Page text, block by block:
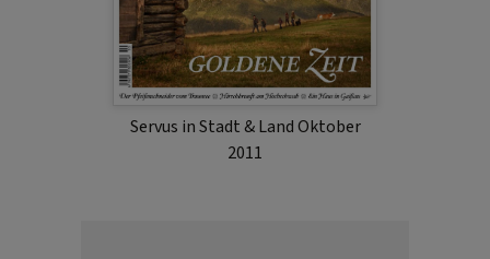
Servus in Stadt & Land Oktober
2011